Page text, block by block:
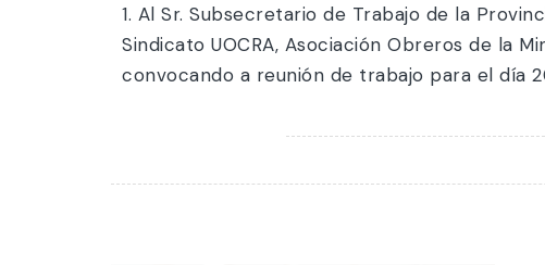
1. Al Sr. Subsecretario de Trabajo de la
Sindicato UOCRA, Asociación Obreros de la
convocando a reunión de trabajo para el día